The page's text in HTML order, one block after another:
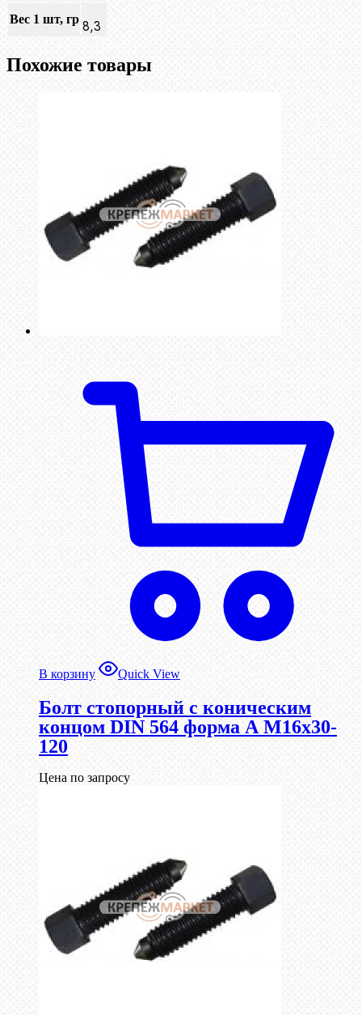
Вес 1 шт, гр 8,3
Похожие товары
В корзину Quick View
Болт стопорный с коническим
концом DIN 564 форма А М16х30-
120
Цена по запросу